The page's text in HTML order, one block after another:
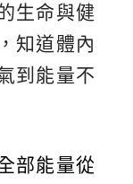
生命與健
知道體內
到能量不
部能量從